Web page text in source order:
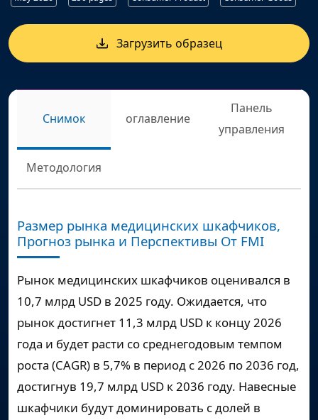
Загрузить образец
Снимок оглавление
Панель
управления
Методология
Размер рынка медицинских шкафчиков,
Прогноз рынка и Перспективы От FMI
Рынок медицинских шкафчиков оценивался в
10,7 млрд USD в 2025 году. Ожидается, что
рынок достигнет 11,3 млрд USD к концу 2026
года и будет расти со среднегодовым темпом
роста (CAGR) в 5,7% в период с 2026 по 2036 год,
достигнув 19,7 млрд USD к 2036 году. Навесные
шкафчики будут доминировать с долей в